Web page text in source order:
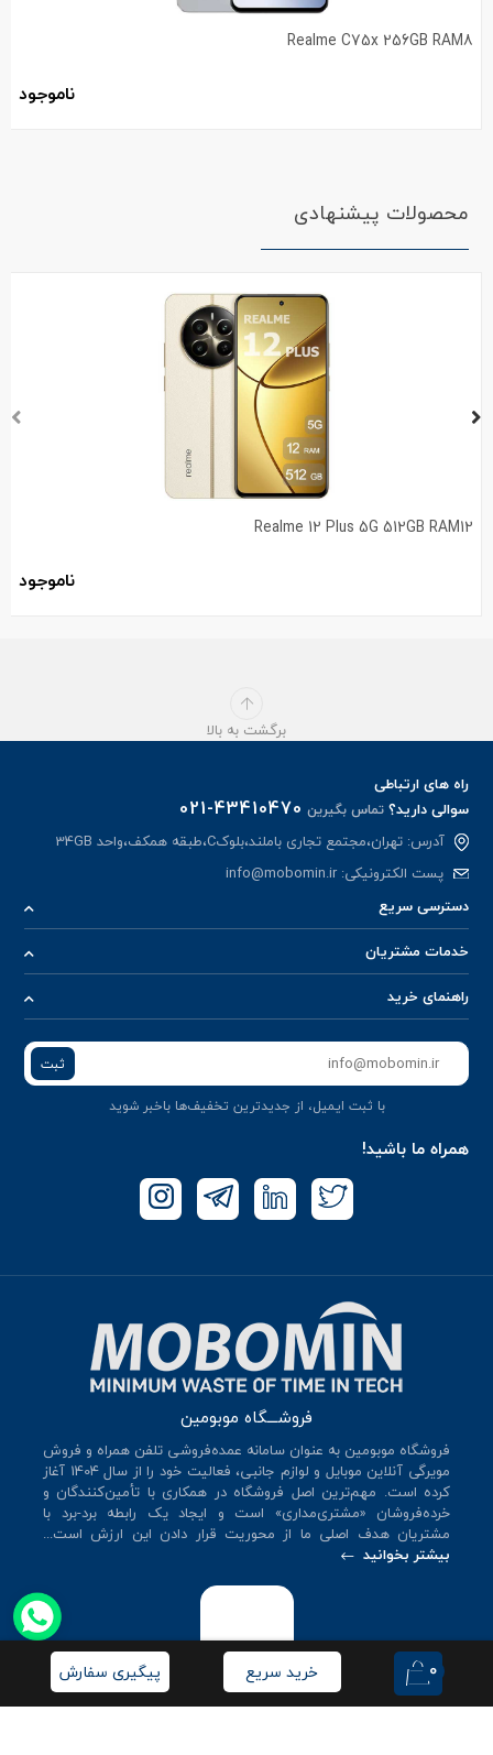
Realme C75x 256GB RAM8
ناموجود
محصولات پیشنهادی
Realme 12 Plus 5G 512GB RAM12
ناموجود
برگشت به بالا
راه های ارتباطی
سوالی دارید؟تماس بگیرین 021-43410470
آدرس: تهران،مجتمع تجاری باملند،بلوکC،طبقه همکف،واحد 34GB
پست الکترونیکی:info@mobomin.ir
دسترسی سریع
خدمات مشتریان
راهنمای خرید
ثبت
با ثبت ایمیل، از جدید‌ترین تخفیف‌ها با‌خبر شوید
همراه ما باشید!
فروشـــگاه موبومین
فروشگاه موبومین به عنوان سامانه عمده‌فروشی تلفن همراه و فروش
مویرگی آنلاین موبایل و لوازم جانبی، فعالیت خود را از سال 140۴ آغاز
کرده است. مهم‌ترین اصل فروشگاه در همکاری با تأمین‌کنندگان و
خرده‌فروشان «مشتری‌مداری» است و ایجاد یک رابطه برد-برد با
مشتریان هدف اصلی ما از محوریت قرار دادن این ارزش است...
بیشتر بخوانید
0 خرید سریع پیگیری سفارش